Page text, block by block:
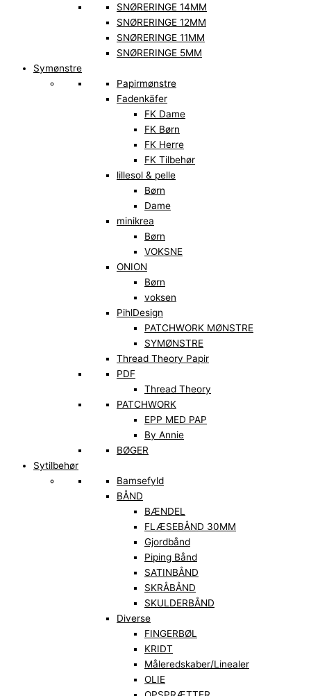
SNØRERINGE 14MM
SNØRERINGE 12MM
SNØRERINGE 11MM
SNØRERINGE 5MM
Symønstre
Papirmønstre
Fadenkäfer
FK Dame
FK Børn
FK Herre
FK Tilbehør
lillesol & pelle
Børn
Dame
minikrea
Børn
VOKSNE
ONION
Børn
voksen
PihlDesign
PATCHWORK MØNSTRE
SYMØNSTRE
Thread Theory Papir
PDF
Thread Theory
PATCHWORK
EPP MED PAP
By Annie
BØGER
Sytilbehør
Bamsefyld
BÅND
BÆNDEL
FLÆSEBÅND 30MM
Gjordbånd
Piping Bånd
SATINBÅND
SKRÅBÅND
SKULDERBÅND
Diverse
FINGERBØL
KRIDT
Måleredskaber/Linealer
OLIE